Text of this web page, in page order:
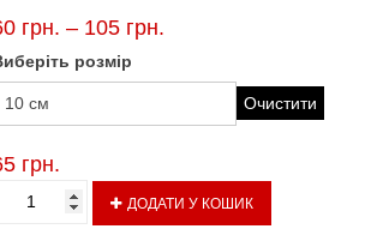
грн. – 105 грн.
розмір
Очистити
грн.
ДОДАТИ У КОШИК